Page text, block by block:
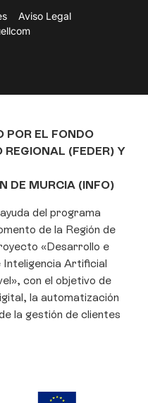
tecnologías como las
información del dispositivo. El
permitirá procesar datos como
únicas en este
Aviso Legal
POR EL FONDO
REGIONAL (FEDER) Y
DE MURCIA (INFO)
del programa
de la Región de
«Desarrollo e
Inteligencia Artificial
con el objetivo de
la automatización
la gestión de clientes